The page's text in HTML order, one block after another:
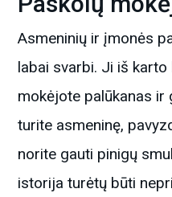
Asmeninių ir įmonės
labai svarbi. Ji iš
mokėjote palūkanas ir
turite asmeninę,
norite gauti pinigų
istorija turėtų būti